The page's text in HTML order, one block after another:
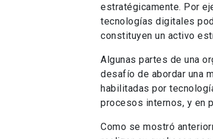
estratégicamente. Por
tecnologías digitales
constituyen un activo
Algunas partes de una
desafío de abordar una
habilitadas por
procesos internos, y en
Como se mostró